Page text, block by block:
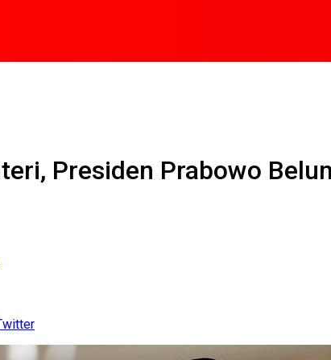
Presiden Prabowo